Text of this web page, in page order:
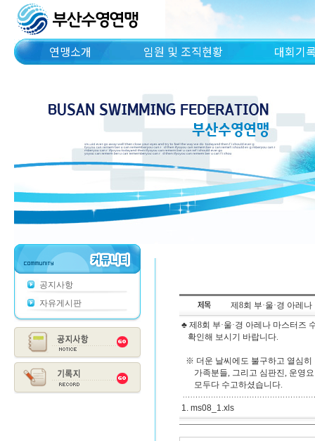
연맹소개 임원 및 조직현황 대회기
공지사항
자유게시판
제8회 부·울·경 아레
♣ 제8회 부·울·경 아레나 마스터즈
확인해 보시기 바랍니다.
※ 더운 날씨에도 불구하고 열심히
가족분들, 그리고 심판진, 운영
모두다 수고하셨습니다.
1. ms08_1.xls